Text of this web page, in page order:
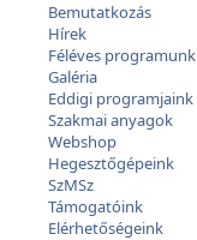
Bemutatkozás
Hírek
Féléves programunk
Galéria
Eddigi programjaink
Szakmai anyagok
Webshop
Hegesztőgépeink
SzMSz
Támogatóink
Elérhetőségeink